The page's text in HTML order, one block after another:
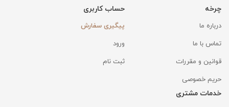
چرخه
درباره ما
تماس با ما
قوانین و مقررات
حریم خصوصی
حساب کاربری
پیگیری سفارش
ورود
ثبت نام
خدمات مشتری